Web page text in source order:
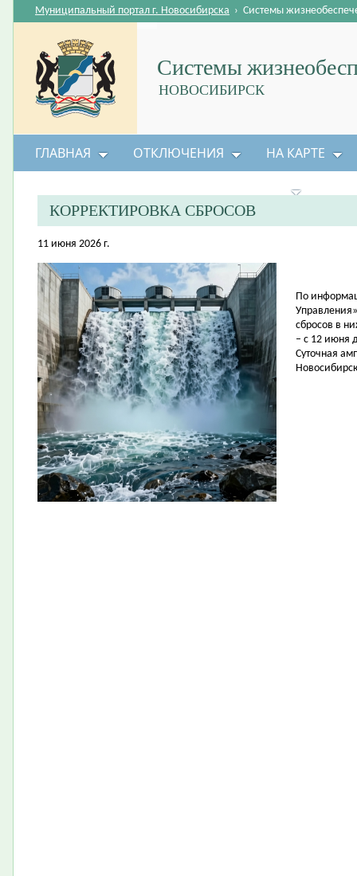
Системы
НОВОСИБИРСК
Муниципальный портал г. Новосибирска › Системы
ГЛАВНАЯ ОТКЛЮЧЕНИЯ НА КАРТЕ
КОРРЕКТИРОВКА СБРОСОВ
11 июня 2026 г.
По
сбросов в
– с 12 июня
Суточная